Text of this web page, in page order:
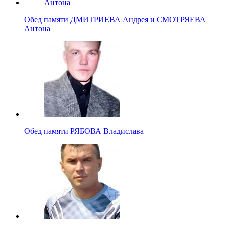
Обед памяти ДМИТРИЕВА Андрея и СМОТРЯЕВА
Антона
Обед памяти РЯБОВА Владислава